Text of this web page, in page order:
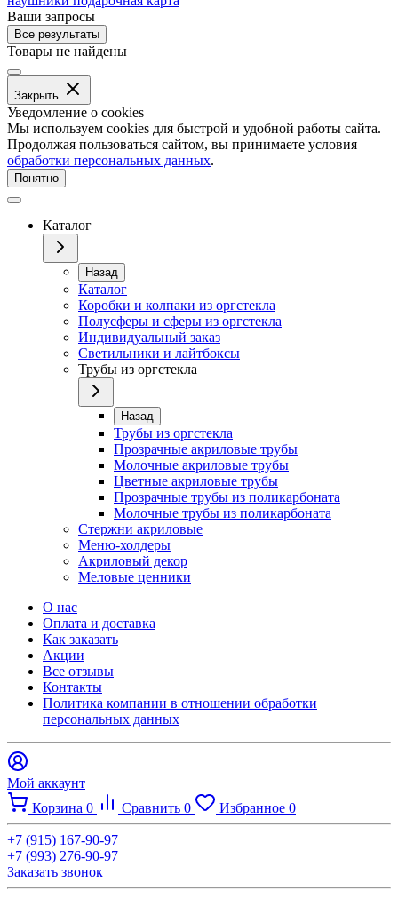
Ваши запросы
Все результаты
Товары не найдены
Закрыть
Уведомление о cookies
Мы используем cookies для быстрой и удобной работы сайта.
Продолжая пользоваться сайтом, вы принимаете условия
обработки персональных данных.
Понятно
Каталог
Назад
Каталог
Коробки и колпаки из оргстекла
Полусферы и сферы из оргстекла
Индивидуальный заказ
Светильники и лайтбоксы
Трубы из оргстекла
Назад
Трубы из оргстекла
Прозрачные акриловые трубы
Молочные акриловые трубы
Цветные акриловые трубы
Прозрачные трубы из поликарбоната
Молочные трубы из поликарбоната
Стержни акриловые
Меню-холдеры
Акриловый декор
Меловые ценники
О нас
Оплата и доставка
Как заказать
Акции
Все отзывы
Контакты​
Политика компании в отношении обработки
персональных данных
Мой аккаунт
Корзина 0 Сравнить 0 Избранное 0
+7 (915) 167-90-97
+7 (993) 276-90-97
Заказать звонок